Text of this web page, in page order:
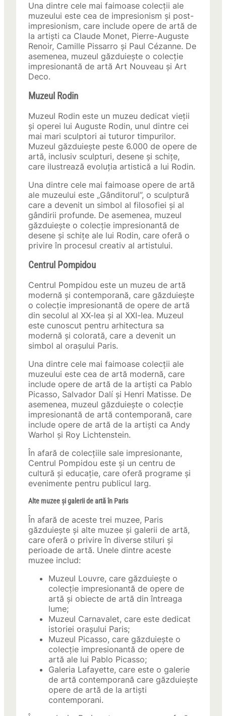
Una dintre cele mai faimoase colecții ale
muzeului este cea de impresionism și post-
impresionism, care include opere de artă de
la artiști ca Claude Monet, Pierre-Auguste
Renoir, Camille Pissarro și Paul Cézanne. De
asemenea, muzeul găzduiește o colecție
impresionantă de artă Art Nouveau și Art
Deco.
Muzeul Rodin
Muzeul Rodin este un muzeu dedicat vieții
și operei lui Auguste Rodin, unul dintre cei
mai mari sculptori ai tuturor timpurilor.
Muzeul găzduiește peste 6.000 de opere de
artă, inclusiv sculpturi, desene și schițe,
care ilustrează evoluția artistică a lui Rodin.
Una dintre cele mai faimoase opere de artă
ale muzeului este „Gânditorul”, o sculptură
care a devenit un simbol al filosofiei și al
gândirii profunde. De asemenea, muzeul
găzduiește o colecție impresionantă de
desene și schițe ale lui Rodin, care oferă o
privire în procesul creativ al artistului.
Centrul Pompidou
Centrul Pompidou este un muzeu de artă
modernă și contemporană, care găzduiește
o colecție impresionantă de opere de artă
din secolul al XX-lea și al XXI-lea. Muzeul
este cunoscut pentru arhitectura sa
modernă și colorată, care a devenit un
simbol al orașului Paris.
Una dintre cele mai faimoase colecții ale
muzeului este cea de artă modernă, care
include opere de artă de la artiști ca Pablo
Picasso, Salvador Dalí și Henri Matisse. De
asemenea, muzeul găzduiește o colecție
impresionantă de artă contemporană, care
include opere de artă de la artiști ca Andy
Warhol și Roy Lichtenstein.
În afară de colecțiile sale impresionante,
Centrul Pompidou este și un centru de
cultură și educație, care oferă programe și
evenimente pentru publicul larg.
Alte muzee și galerii de artă în Paris
În afară de aceste trei muzee, Paris
găzduiește și alte muzee și galerii de artă,
care oferă o privire în diverse stiluri și
perioade de artă. Unele dintre aceste
muzee includ:
Muzeul Louvre, care găzduiește o
colecție impresionantă de opere de
artă și obiecte de artă din întreaga
lume;
Muzeul Carnavalet, care este dedicat
istoriei orașului Paris;
Muzeul Picasso, care găzduiește o
colecție impresionantă de opere de
artă ale lui Pablo Picasso;
Galeria Lafayette, care este o galerie
de artă contemporană care găzduiește
opere de artă de la artiști
contemporani.